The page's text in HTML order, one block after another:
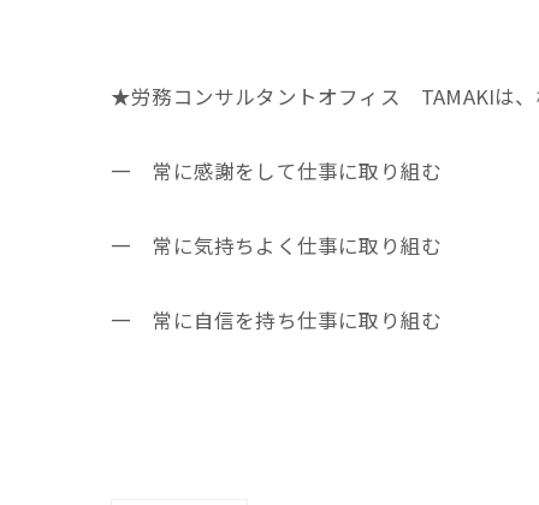
★労務コンサルタントオフィス TAMAKIは、
一 常に感謝をして仕事に取り組む
一 常に気持ちよく仕事に取り組む
一 常に自信を持ち仕事に取り組む